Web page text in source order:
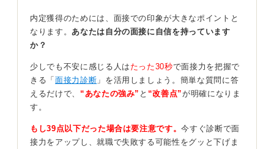
そこで、時間というよりは「伝えたいことが自分のなか
で整理できているか」を一つの目安にしてみてはいかが
面接ではどれだけ自分の言葉で話すことができるかがポ
イントです。
まとめよう」「明日は志望動機を3分で話す練習をしよ
う」といったように、小さなゴールを設定しながら対策
内定獲得のためには、面接での印象が大きなポイントと
なります。 あなたは自分の面接に自信を持っています
か？
少しでも不安に感じる人は たった30秒で面接力を把握で
きる「 面接力診断 」を活用しましょう。簡単な質問に答
えるだけで、 “あなたの強み” と “改善点”が明確になりま
す。
もし39点以下だった場合は要注意です。今すぐ診断で面
接力をアップし、就職で失敗する可能性をグッと下げま